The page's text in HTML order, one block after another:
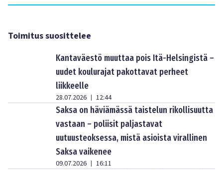
Toimitus suosittelee
Kantaväestö muuttaa pois Itä-Helsingistä –
uudet koulurajat pakottavat perheet
liikkeelle
28.07.2026 | 12:44
Saksa on häviämässä taistelun rikollisuutta
vastaan – poliisit paljastavat
uutuusteoksessa, mistä asioista virallinen
Saksa vaikenee
09.07.2026 | 16:11